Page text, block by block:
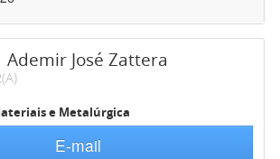
Ademir José Zattera
e Metalúrgica
E-mail